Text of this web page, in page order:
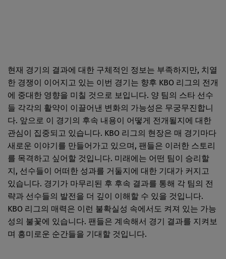
현재 경기의 결과에 대한 구체적인 정보는 부족하지만, 치열
한 경쟁이 이어지고 있는 이번 경기는 향후 KBO 리그의 전개
에 중대한 영향을 미칠 것으로 보입니다. 양 팀의 스타 선수
들 각각의 활약이 이끌어낸 변화의 가능성은 무궁무진합니
다. 앞으로 이 경기의 후속 내용이 어떻게 전개될지에 대한
관심이 집중되고 있습니다. KBO 리그의 현장은 매 경기마다
새로운 이야기를 만들어가고 있으며, 팬들은 이러한 스토리
를 목격하고 싶어할 것입니다. 미래에는 어떤 팀이 승리할
지, 선수들이 어떠한 성과를 거둘지에 대한 기대가 커지고
있습니다. 경기가 마무리된 후 후속 결과를 통해 각 팀의 전
략과 선수들의 발전을 더 깊이 이해할 수 있을 것입니다.
KBO 리그의 매력은 이런 불확실성 속에서도 켜져 있는 가능
성의 불꽃에 있습니다. 팬들은 계속해서 경기 결과를 지켜보
며 흥미로운 순간들을 기대할 것입니다.